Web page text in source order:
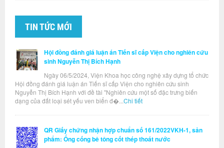
TIN TỨC MỚI
Hội đồng đánh giá luận án Tiến sĩ cấp Viện cho nghiên cứu
sinh Nguyễn Thị Bích Hạnh
Ngày 06/5/2024, Viện Khoa học công nghệ xây dựng tổ chức
Hội đồng đánh giá luận án Tiến sĩ cấp Viện cho nghiên cứu sinh
Nguyễn Thị Bích Hạnh với đề tài "Nghiên cứu một số đặc trưng biến
dạng của đất loại sét yếu ven biển đ�... Chi tiết
QR Giấy chứng nhận hợp chuẩn số 161/2022VKH-1, sản
phẩm: Ống cống bê tông cốt thép thoát nước